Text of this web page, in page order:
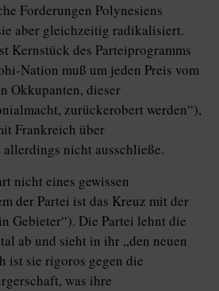
Forderungen Polynesiens
aber gleichzeitig radikalisiert.
Kernstück des Parteiprogramms
Nation muß um jeden Preis vom
Okkupanten, dieser
zurückerobert werden“),
Frankreich über
nicht ausschließe.
nicht eines gewissen
der Partei ist das Kreuz mit der
Gebieter“). Die Partei lehnt die
ab und sieht in ihr „den neuen
ist sie rigoros gegen die
was ihre